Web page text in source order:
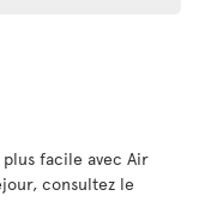
plus facile avec Air
consultez le